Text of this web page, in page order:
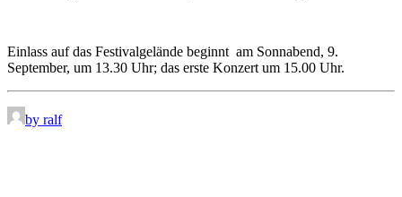
Einlass auf das Festivalgelände beginnt am Sonnabend, 9.
September, um 13.30 Uhr; das erste Konzert um 15.00 Uhr.
by ralf